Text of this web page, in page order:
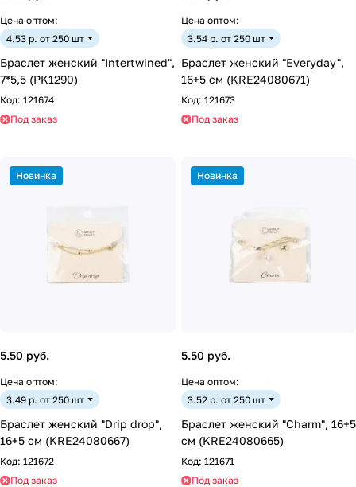
Цена оптом:
4.53 р. от 250 шт
Браслет женский "Intertwined",
7*5,5 (PK1290)
Код: 121674
Под заказ
Цена оптом:
3.54 р. от 250 шт
Браслет женский "Everyday",
16+5 см (KRE24080671)
Код: 121673
Под заказ
Новинка
5.50 руб.
Цена оптом:
3.49 р. от 250 шт
Браслет женский "Drip drop",
16+5 см (KRE24080667)
Код: 121672
Под заказ
Новинка
5.50 руб.
Цена оптом:
3.52 р. от 250 шт
Браслет женский "Charm", 16+5
см (KRE24080665)
Код: 121671
Под заказ